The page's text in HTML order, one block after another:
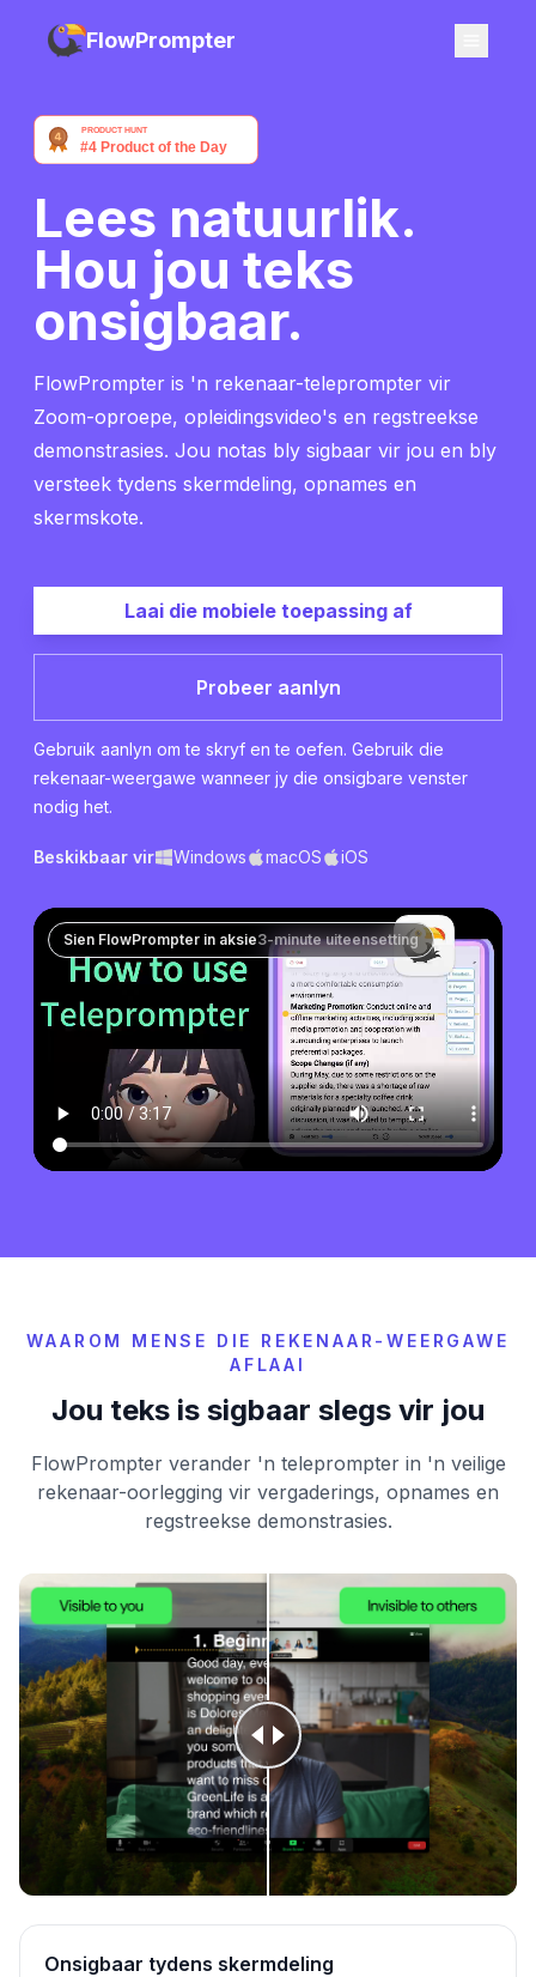
FlowPrompter
Lees natuurlik.
Hou jou teks
onsigbaar.
FlowPrompter is 'n rekenaar-teleprompter vir
Zoom-oproepe, opleidingsvideo's en regstreekse
demonstrasies. Jou notas bly sigbaar vir jou en bly
versteek tydens skermdeling, opnames en
skermskote.
Laai die mobiele toepassing af
Probeer aanlyn
Gebruik aanlyn om te skryf en te oefen. Gebruik die
rekenaar-weergawe wanneer jy die onsigbare venster
nodig het.
Beskikbaar vir Windows macOS iOS
Sien FlowPrompter in aksie3-minute uiteensetting
WAAROM MENSE DIE REKENAAR-WEERGAWE
AFLAAI
Jou teks is sigbaar slegs vir jou
FlowPrompter verander 'n teleprompter in 'n veilige
rekenaar-oorlegging vir vergaderings, opnames en
regstreekse demonstrasies.
Onsigbaar tydens skermdeling